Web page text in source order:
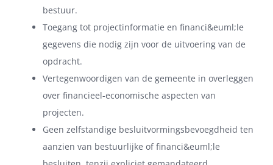
bestuur.
Toegang tot projectinformatie en financi&euml;le
gegevens die nodig zijn voor de uitvoering van de
opdracht.
Vertegenwoordigen van de gemeente in overleggen
over financieel-economische aspecten van
projecten.
Geen zelfstandige besluitvormingsbevoegdheid ten
aanzien van bestuurlijke of financi&euml;le